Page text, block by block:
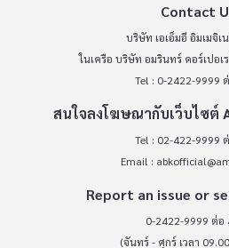
Contact
บริษัท เอเอ็มอี อิมเมจิ
ในเครือ บริษัท อมรินทร์ คอร์เปอ
Tel : 0-2422-9999
สนใจลงโฆษณากับเว็บไซต์
Tel : 02-422-9999
Email :
Report an issue or
0-2422-9999 ต่อ
(จันทร์ - ศุกร์ เวลา